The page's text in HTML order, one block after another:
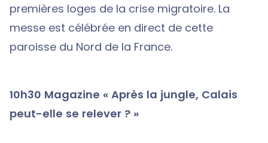
premières loges de la crise migratoire. La
messe est célébrée en direct de cette
paroisse du Nord de la France.
10h30 Magazine « Après la jungle, Calais
peut-elle se relever ? »